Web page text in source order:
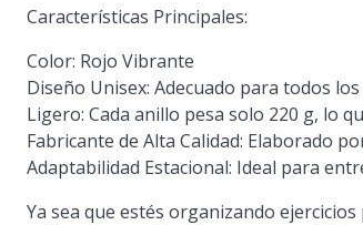
Características Principales:
Color: Rojo Vibrante
Diseño Unisex: Adecuado para todos
Ligero: Cada anillo pesa solo 220 g, lo
Fabricante de Alta Calidad: Elaborado
Adaptabilidad Estacional: Ideal para
Ya sea que estés organizando